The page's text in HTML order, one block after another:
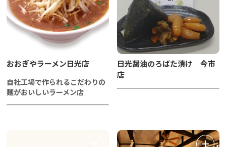
おおぎやラーメン日光店
自社工場で作られるこだわりの
麺がおいしいラーメン店
日光醤油のろばた漬け 今市
店